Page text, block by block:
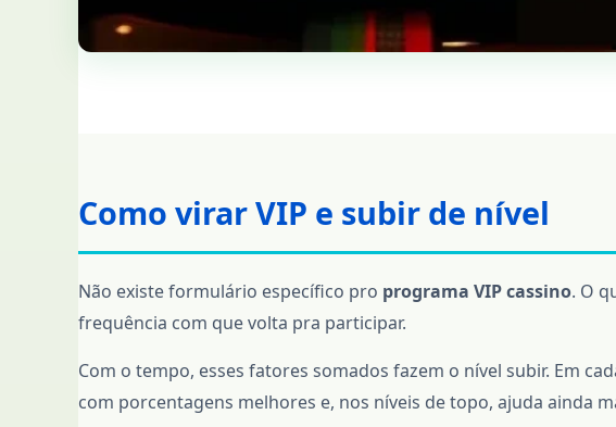
Como virar VIP e subir de nível
Não existe formulário específico pro programa VIP cassino. O
frequência com que volta pra participar.
Com o tempo, esses fatores somados fazem o nível subir. Em
com porcentagens melhores e, nos níveis de topo, ajuda ainda